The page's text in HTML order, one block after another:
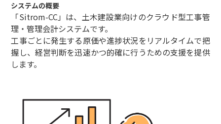
システムの概要
「Sitrom-CC」は、土木建設業向けのクラウド型工事管
理・管理会計システムです。
工事ごとに発生する原価や進捗状況をリアルタイムで把
握し、経営判断を迅速かつ的確に行うための支援を提供
します。